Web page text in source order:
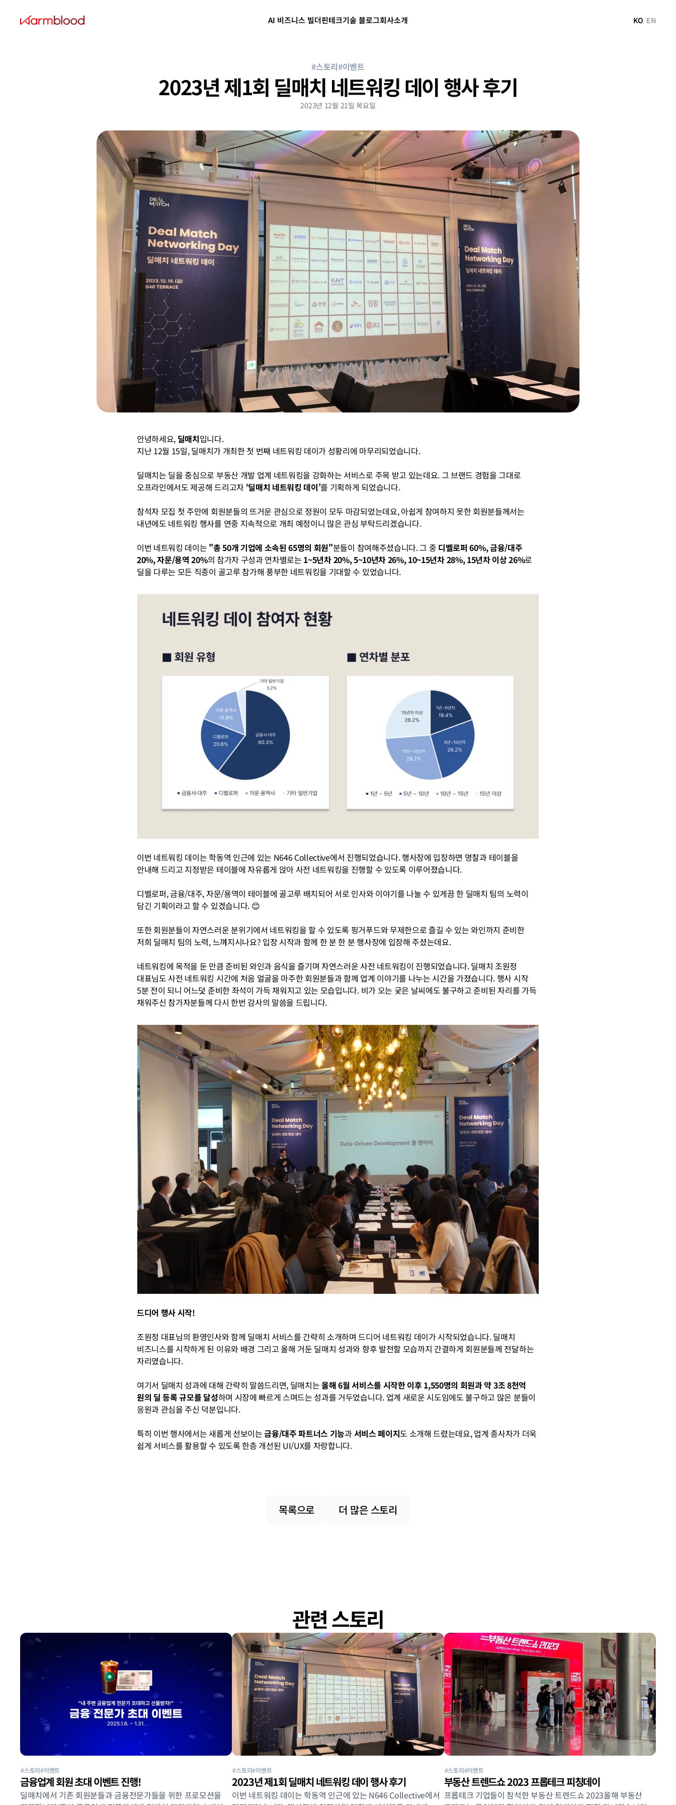
AI 비즈니스 빌더핀테크기술 블로그회사소개 KO/EN
#스토리#이벤트
2023년 제1회 딜매치 네트워킹 데이 행사 후기
2023년 12월 21일 목요일
안녕하세요, 딜매치입니다.
지난 12월 15일, 딜매치가 개최한 첫 번째 네트워킹 데이가 성황리에 마무리되었습니다.
딜매치는 딜을 중심으로 부동산 개발 업계 네트워킹을 강화하는 서비스로 주목 받고 있는데요. 그 브랜드 경험을 그대로
오프라인에서도 제공해 드리고자 ‘딜매치 네트워킹 데이’를 기획하게 되었습니다.
참석자 모집 첫 주만에 회원분들의 뜨거운 관심으로 정원이 모두 마감되었는데요, ​아쉽게 참여하지 못한 회원분들께서는
내년에도 네트워킹 행사를 연중 지속적으로 개최 예정이니 많은 관심 부탁드리겠습니다.
이번 네트워킹 데이는 "총 50개 기업에 소속된 65명의 회원"분들이 참여해주셨습니다. 그 중 디벨로퍼 60%, 금융/대주
20%, 자문/용역 20%의 참가자 구성과 연차별로는 1~5년차 20%, 5~10년차 26%, 10~15년차 28%, 15년차 이상 26%로
딜을 다루는 모든 직종이 골고루 참가해 풍부한 네트워킹을 기대할 수 있었습니다.
이번 네트워킹 데이는 학동역 인근에 있는 N646 Collective에서 진행되었습니다. 행사장에 입장하면 명찰과 테이블을
안내해 드리고 지정받은 테이블에 자유롭게 앉아 사전 네트워킹을 진행할 수 있도록 이루어졌습니다.
​디벨로퍼, 금융/대주, 자문/용역이 테이블에 골고루 배치되어 서로 인사와 이야기를 나눌 수 있게끔 한 딜매치 팀의 노력이
담긴 기획이라고 할 수 있겠습니다. 😊
또한 회원분들이 자연스러운 분위기에서 네트워킹을 할 수 있도록 핑거푸드와 무제한으로 즐길 수 있는 와인까지 준비한
저희 딜매치 팀의 노력, 느껴지시나요? 입장 시작과 함께 한 분 한 분 행사장에 입장해 주셨는데요.
네트워킹에 목적을 둔 만큼 준비된 와인과 음식을 즐기며 자연스러운 사전 네트워킹이 진행되었습니다. 딜매치 조원정
대표님도 사전 네트워킹 시간에 처음 얼굴을 마주한 회원분들과 함께 업계 이야기를 나누는 시간을 가졌습니다. 행사 시작
5분 전이 되니 어느덧 준비한 좌석이 가득 채워지고 있는 모습입니다. 비가 오는 궂은 날씨에도 불구하고 준비된 자리를 가득
채워주신 참가자분들께 다시 한번 감사의 말씀을 드립니다.
드디어 행사 시작!
조원정 대표님의 환영인사와 함께 딜매치 서비스를 간략히 소개하며 드디어 네트워킹 데이가 시작되었습니다. 딜매치
비즈니스를 시작하게 된 이유와 배경 그리고 올해 거둔 딜매치 성과와 향후 발전할 모습까지 간결하게 회원분들께 전달하는
자리였습니다.
여기서 딜매치 성과에 대해 간략히 말씀드리면, 딜매치는 올해 6월 서비스를 시작한 이후 1,550명의 회원과 약 3조 8천억
원의 딜 등록 규모를 달성하며 시장에 빠르게 스며드는 성과를 거두었습니다. 업계 새로운 시도임에도 불구하고 많은 분들이
응원과 관심을 주신 덕분입니다.​​
특히 이번 행사에서는 새롭게 선보이는 금융/대주 파트너스 기능과 서비스 페이지도 소개해 드렸는데요, 업계 종사자가 더욱
쉽게 서비스를 활용할 수 있도록 한층 개선된 UI/UX를 자랑합니다.
목록으로 더 많은 스토리
관련 스토리
#스토리#이벤트
금융업계 회원 초대 이벤트 진행!
딜매치에서 기존 회원분들과 금융전문가들을 위한 프로모션을
#스토리#이벤트
2023년 제1회 딜매치 네트워킹 데이 행사 후기
이번 네트워킹 데이는 학동역 인근에 있는 N646 Collective에서
#스토리#이벤트
부동산 트렌드쇼 2023 프롭테크 피칭데이
프롭테크 기업들이 참석한 부동산 트렌드쇼 2023올해 부동산